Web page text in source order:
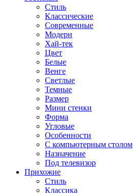
Стиль
Классические
Современные
Модерн
Хай-тек
Цвет
Белые
Венге
Светлые
Темные
Размер
Мини стенки
Форма
Угловые
Особенности
С компьютерным столом
Назначение
Под телевизор
Прихожие
Стиль
Классика